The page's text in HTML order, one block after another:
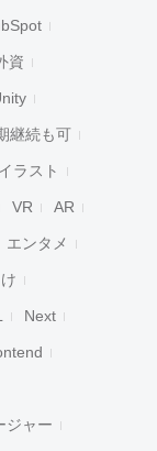
資
継続も可
イラスト
VR AR
エンタメ
Next
ジャー